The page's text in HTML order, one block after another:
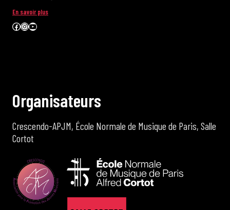
En savoir plus
Facebook
Instagram
YouTube
Organisateurs
Crescendo-APJM, École Normale de Musique de Paris, Salle
Cortot